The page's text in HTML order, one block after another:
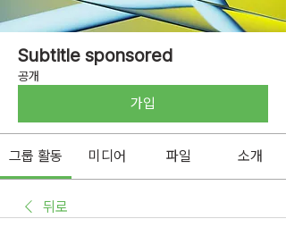
Subtitle sponsored
공개
가입
그룹 활동 미디어 파일 소개
뒤로